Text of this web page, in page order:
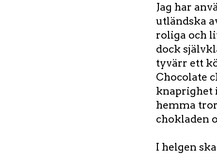
Jag har
utländska
roliga och
dock
tyvärr ett
Chocolate
knaprighet
hemma
chokladen
I helgen